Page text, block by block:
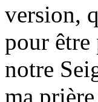
version,
pour être
notre
ma